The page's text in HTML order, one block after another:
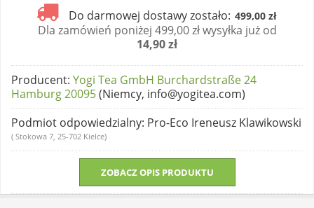
Do darmowej dostawy zostało: 499,00 zł
Dla zamówień poniżej 499,00 zł wysyłka już od
14,90 zł
Producent: Yogi Tea GmbH Burchardstraße 24
Hamburg 20095(Niemcy, info@yogitea.com)
Podmiot odpowiedzialny: Pro-Eco Ireneusz Klawikowski
( Stokowa 7, 25-702 Kielce)
ZOBACZ OPIS PRODUKTU